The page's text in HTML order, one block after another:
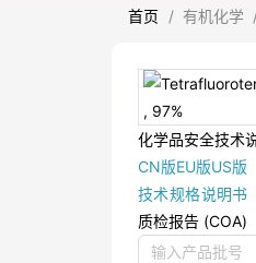
首页 / 有机化学
化学品安全技术
CN版EU版US版
技术规格说明书
质检报告 (COA)